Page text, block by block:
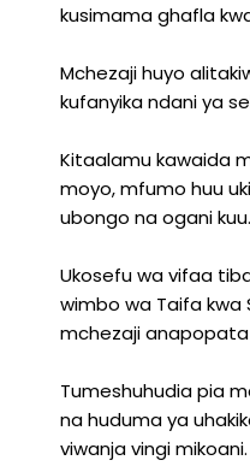
kusimama ghafla
Mchezaji huyo
kufanyika ndani ya
Kitaalamu kawaida
moyo, mfumo huu
ubongo na ogani kuu.
Ukosefu wa vifaa
wimbo wa Taifa kwa
mchezaji
Tumeshuhudia pia
na huduma ya
viwanja vingi mikoani.